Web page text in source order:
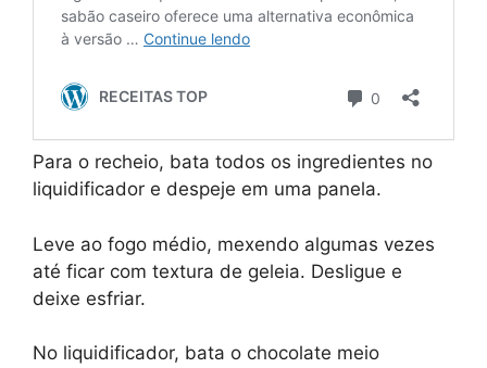
Para o recheio, bata todos os ingredientes no
liquidificador e despeje em uma panela.
Leve ao fogo médio, mexendo algumas vezes
até ficar com textura de geleia. Desligue e
deixe esfriar.
No liquidificador, bata o chocolate meio